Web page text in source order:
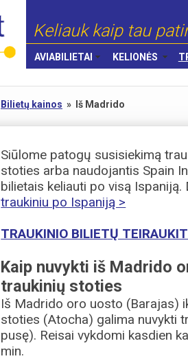
Keliauk kaip tau
AVIABILIETAI KELIONĖS
Bilietų kainos » Iš Madrido
Siūlome patogų susisiekimą
stoties arba naudojantis Spain
bilietais keliauti po visą
traukiniu po Ispaniją >
TRAUKINIO BILIETŲ
Kaip nuvykti iš Madrido
traukinių stoties
Iš Madrido oro uosto (Barajas)
stoties (Atocha) galima nuvykti
pusę). Reisai vykdomi kasdien
min.